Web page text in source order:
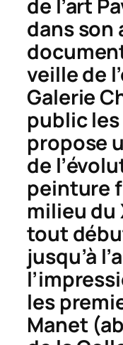
de l’art
dans
veille de
Galerie
public
propose
de
peinture
milieu du
tout
jusqu’à
les
Manet